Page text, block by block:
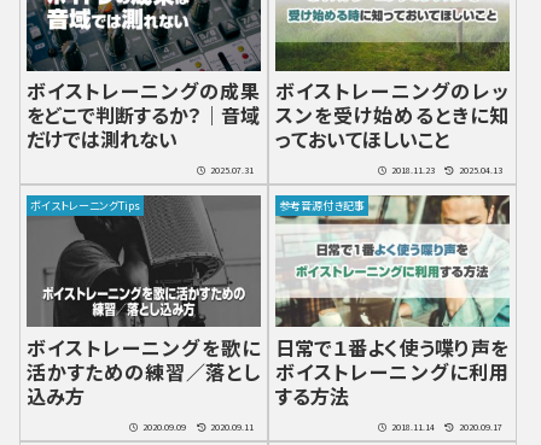
ボイストレーニングの成果
をどこで判断するか？｜音域
だけでは測れない
2025.07.31
ボイストレーニングのレッ
スンを受け始めるときに知
っておいてほしいこと
2018.11.23 2025.04.13
ボイストレーニングTips
ボイストレーニングを歌に
活かすための練習／落とし
込み方
2020.09.09 2020.09.11
参考音源付き記事
日常で１番よく使う喋り声を
ボイストレーニングに利用
する方法
2018.11.14 2020.09.17